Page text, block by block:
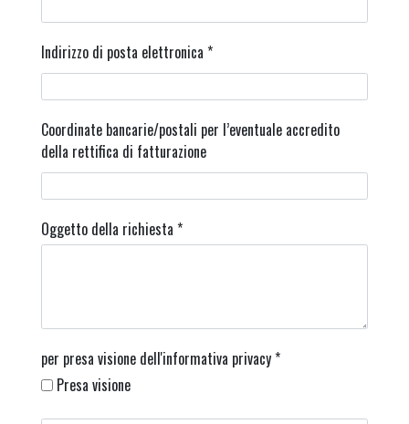
Indirizzo di posta elettronica *
Coordinate bancarie/postali per l’eventuale accredito
della rettifica di fatturazione
Oggetto della richiesta *
per presa visione dell'informativa privacy*
Presa visione